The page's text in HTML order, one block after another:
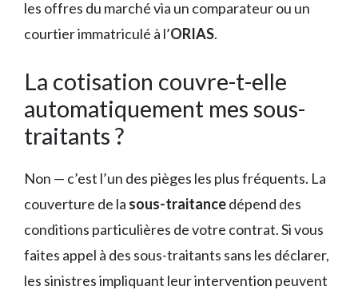
les offres du marché via un comparateur ou un
courtier immatriculé à l’ORIAS.
La cotisation couvre-t-elle
automatiquement mes sous-
traitants ?
Non — c’est l’un des pièges les plus fréquents. La
couverture de la sous-traitancedépend des
conditions particulières de votre contrat. Si vous
faites appel à des sous-traitants sans les déclarer,
les sinistres impliquant leur intervention peuvent